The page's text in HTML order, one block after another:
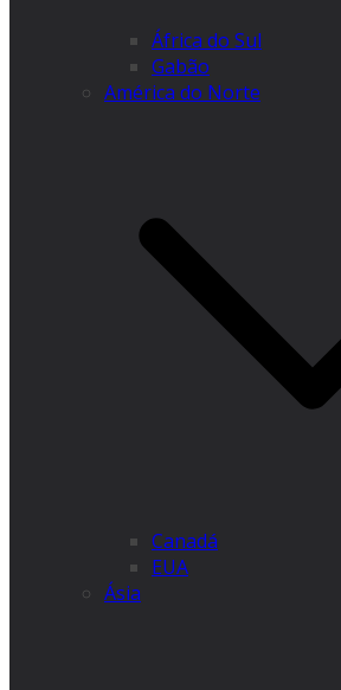
África do Sul
Gabão
América do Norte
Canadá
EUA
Ásia